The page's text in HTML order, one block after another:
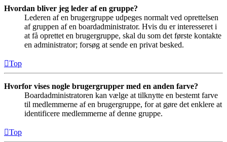
Hvordan bliver jeg leder af en gruppe?
Lederen af en brugergruppe udpeges normalt ved oprettelsen
af gruppen af en boardadministrator. Hvis du er interesseret i
at få oprettet en brugergruppe, skal du som det første kontakte
en administrator; forsøg at sende en privat besked.
Top
Hvorfor vises nogle brugergrupper med en anden farve?
Boardadministratoren kan vælge at tilknytte en bestemt farve
til medlemmerne af en brugergruppe, for at gøre det enklere at
identificere medlemmerne af denne gruppe.
Top